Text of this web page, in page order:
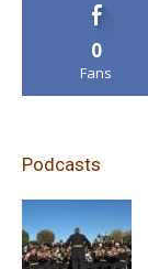
0
Fans
Podcasts